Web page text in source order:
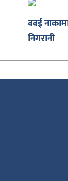
बबई
निगरानी